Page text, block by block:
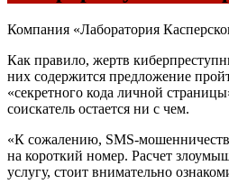
Компания «Лаборатория
Как правило, жертв
них содержится предложение
«секретного кода личной
соискатель остается ни с чем.
«К сожалению, SMS-
на короткий номер. Расчет
услугу, стоит внимательно